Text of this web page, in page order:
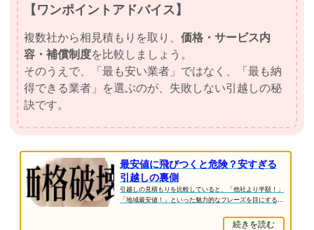
【ワンポイントアドバイス】
複数社から相見積もりを取り、 価格・サービス内
容・補償制度を比較しましょう。
そのうえで、「最も安い業者」ではなく、「最も納
得できる業者」を選ぶのが、失敗しない引越しの秘
訣です。
最安値に飛びつくと危険？安すぎる
引越しの裏側
引越しの見積もりを比較していると、「他社より半額！」
「地域最安値！」といった魅力的なフレーズを目にするこ
続きを読む